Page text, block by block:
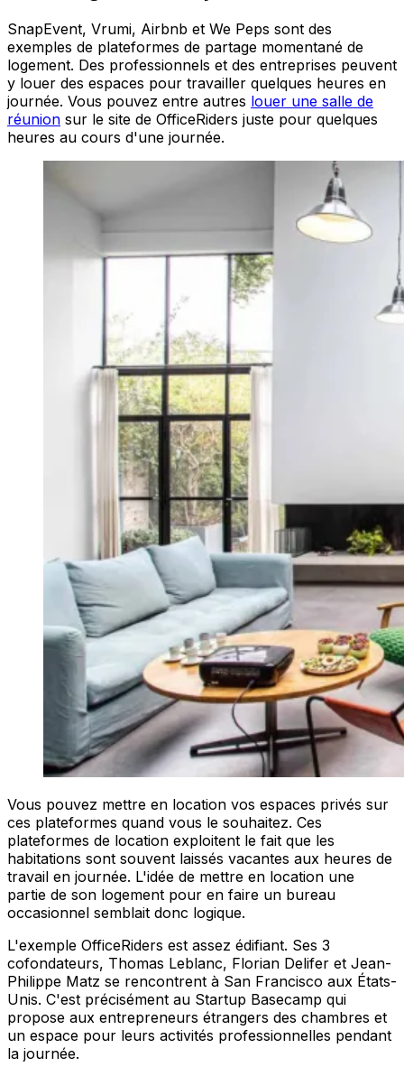
SnapEvent, Vrumi, Airbnb et We Peps sont des
exemples de plateformes de partage momentané de
logement. Des professionnels et des entreprises peuvent
y louer des espaces pour travailler quelques heures en
journée. Vous pouvez entre autres louer une salle de
réunion sur le site de OfficeRiders juste pour quelques
heures au cours d'une journée.
Vous pouvez mettre en location vos espaces privés sur
ces plateformes quand vous le souhaitez. Ces
plateformes de location exploitent le fait que les
habitations sont souvent laissés vacantes aux heures de
travail en journée. L'idée de mettre en location une
partie de son logement pour en faire un bureau
occasionnel semblait donc logique.
L'exemple OfficeRiders est assez édifiant. Ses 3
cofondateurs, Thomas Leblanc, Florian Delifer et Jean-
Philippe Matz se rencontrent à San Francisco aux États-
Unis. C'est précisément au Startup Basecamp qui
propose aux entrepreneurs étrangers des chambres et
un espace pour leurs activités professionnelles pendant
la journée.